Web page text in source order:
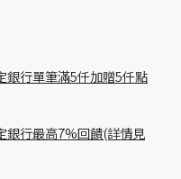
行單筆滿5仟加贈5仟點
銀行最高7%回饋(詳情見